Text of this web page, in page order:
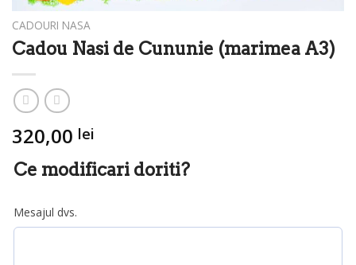
CADOURI NASA
Cadou Nasi de Cununie (marimea A3)
320,00 lei
Ce modificari doriti?
Mesajul dvs.